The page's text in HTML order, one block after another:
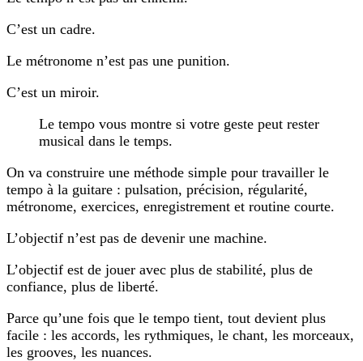
C’est un cadre.
Le métronome n’est pas une punition.
C’est un miroir.
Le tempo vous montre si votre geste peut rester
musical dans le temps.
On va construire une méthode simple pour travailler le
tempo à la guitare : pulsation, précision, régularité,
métronome, exercices, enregistrement et routine courte.
L’objectif n’est pas de devenir une machine.
L’objectif est de jouer avec plus de stabilité, plus de
confiance, plus de liberté.
Parce qu’une fois que le tempo tient, tout devient plus
facile : les accords, les rythmiques, le chant, les morceaux,
les grooves, les nuances.